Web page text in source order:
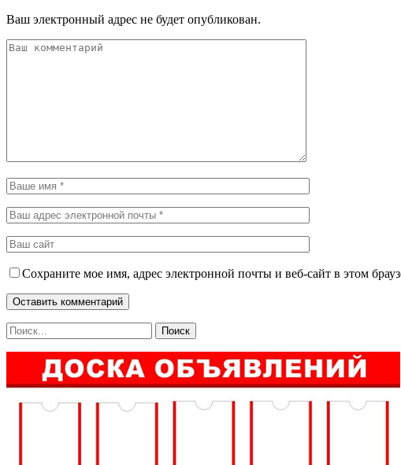
Ваш электронный адрес не будет опубликован.
Сохраните мое имя, адрес электронной почты и веб-сайт в этом